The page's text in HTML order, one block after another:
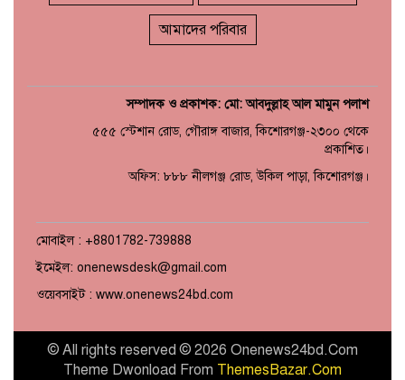
আমাদের পরিবার
সম্পাদক ও প্রকাশক: মো: আবদুল্লাহ আল মামুন পলাশ
৫৫৫ স্টেশান রোড, গৌরাঙ্গ বাজার, কিশোরগঞ্জ-২৩০০ থেকে
প্রকাশিত।
অফিস: ৮৮৮ নীলগঞ্জ রোড, উকিল পাড়া, কিশোরগঞ্জ।
মোবাইল : +8801782-739888
ইমেইল: onenewsdesk@gmail.com
ওয়েবসাইট : www.onenews24bd.com
© All rights reserved © 2026 Onenews24bd.Com
Theme Dwonload From ThemesBazar.Com